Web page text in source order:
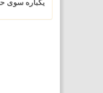
یکباره سوی